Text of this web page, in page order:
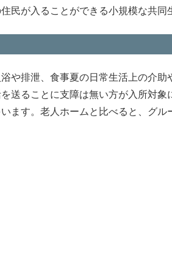
民が入ることができる小規模な共同
や排泄、食事夏の日常生活上の介
送ることに支障は無い方が入所対
ます。老人ホームと比べると、グ